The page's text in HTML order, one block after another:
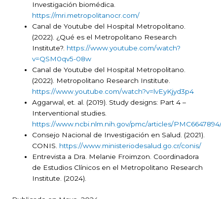
Investigación biomédica.
https://mri.metropolitanocr.com/
Canal de Youtube del Hospital Metropolitano.
(2022). ¿Qué es el Metropolitano Research
Institute?. https://www.youtube.com/watch?
v=QSM0qv5-08w
Canal de Youtube del Hospital Metropolitano.
(2022). Metropolitano Research Institute.
https://www.youtube.com/watch?v=lvEyKjyd3p4
Aggarwal, et. al. (2019). Study designs: Part 4 –
Interventional studies.
https://www.ncbi.nlm.nih.gov/pmc/articles/
Consejo Nacional de Investigación en Salud. (2021).
CONIS. https://www.ministeriodesalud.go.cr/conis/
Entrevista a Dra. Melanie Froimzon. Coordinadora
de Estudios Clínicos en el Metropolitano Research
Institute. (2024).